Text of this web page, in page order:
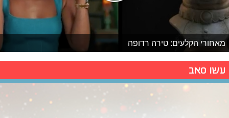
מאחורי הקלעים: טירה רדופה
עשו סאב